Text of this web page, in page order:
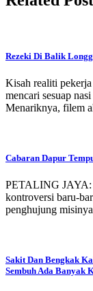
Rezeki Di Balik
Kisah realiti pekerja
mencari sesuap
Menariknya, filem
Cabaran Dapur
PETALING JAYA:
kontroversi baru-
penghujung
Sakit Dan Bengkak
Sembuh Ada Banyak